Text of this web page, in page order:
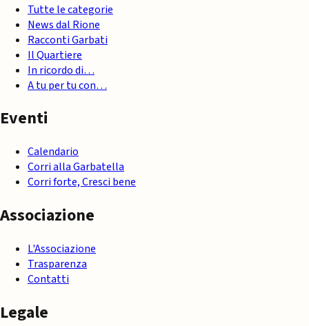
Tutte le categorie
News dal Rione
Racconti Garbati
Il Quartiere
In ricordo di…
A tu per tu con…
Eventi
Calendario
Corri alla Garbatella
Corri forte, Cresci bene
Associazione
L'Associazione
Trasparenza
Contatti
Legale